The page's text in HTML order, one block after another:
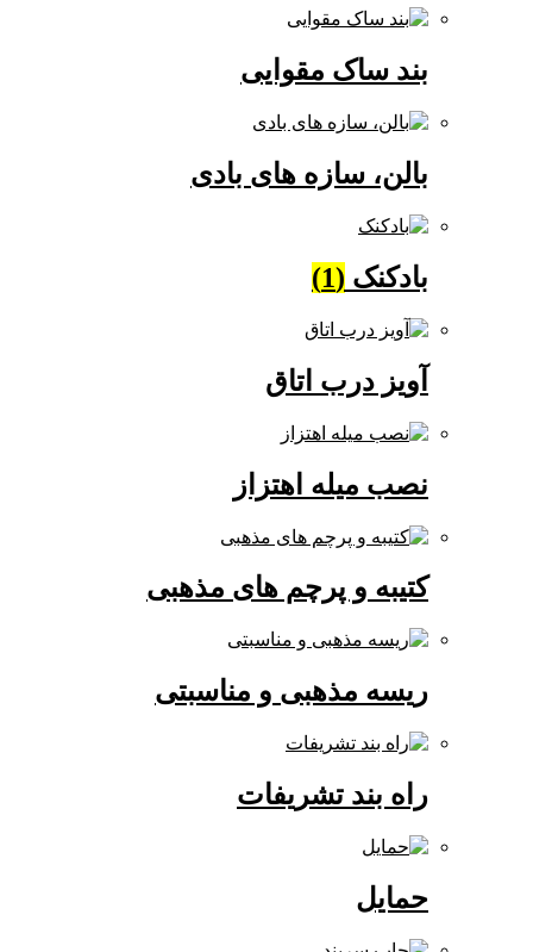
بند ساک مقوایی
بالن، سازه های بادی
آویز درب اتاق
نصب میله اهتزاز
کتیبه و پرچم های مذهبی
ریسه مذهبی و مناسبتی
راه بند تشریفات